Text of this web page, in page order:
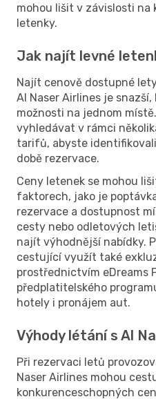
mohou lišit v závislosti
letenky.
Jak najít levné
Najít cenově dostupné
Al Naser Airlines je
možnosti na jednom
vyhledávat v rámci
tarifů, abyste
době rezervace.
Ceny letenek se mohou
faktorech, jako je
rezervace a dostupnost
cesty nebo odletových
najít výhodnější nabídky.
cestující využít také
prostřednictvím eDreams
předplatitelského
hotely i pronájem aut.
Výhody létání s Al
Při rezervaci letů
Naser Airlines mohou
konkurenceschopných